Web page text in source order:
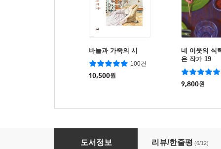
바늘과 가죽의 시
100건
10,500원
네 이웃의 식
은 작가 19
9,800원
오스카 와일드, 아홉 가지 이야기
도서정보 리뷰/한줄평 (6/12)